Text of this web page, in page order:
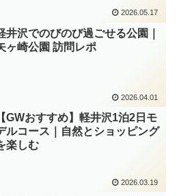
2026.05.17
井沢でのびのび過ごせる公園｜
ヶ崎公園 訪問レポ
2026.04.01
【GWおすすめ】軽井沢1泊2日モ
ルコース｜自然とショッピング
楽しむ
2026.03.19